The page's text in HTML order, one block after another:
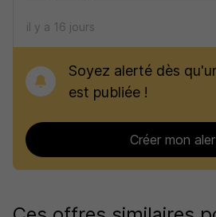
il y a 16 jours
Soyez alerté dès
est publiée !
Créer mon